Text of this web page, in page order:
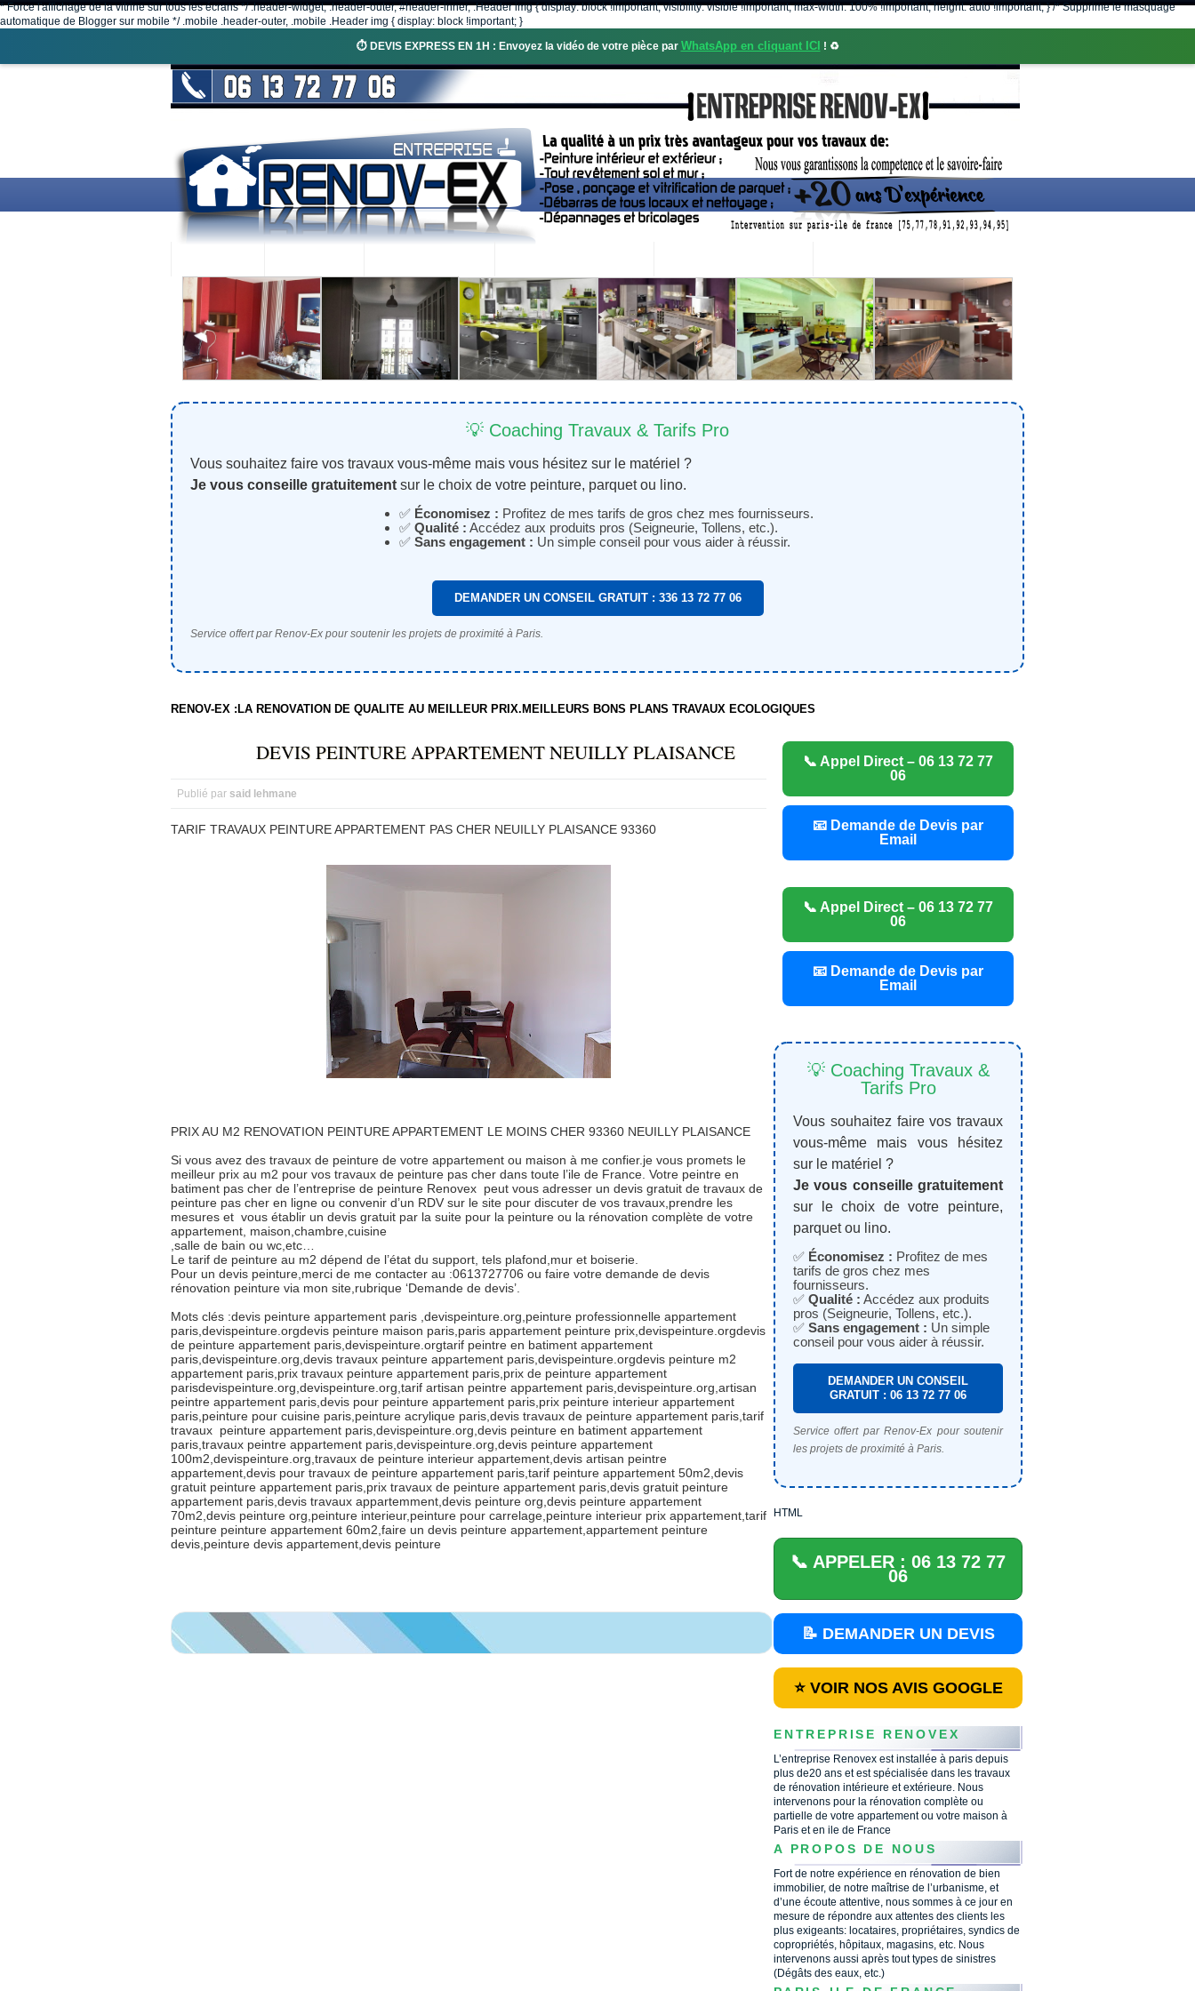
* Force l'affichage de la vitrine sur tous les écrans */ .header-widget, .header-outer, #header-inner, .Header img { display: block !important; visibility: visible !important; max-width: 100% !important; height: auto !important; } /* Supprime le masquage
automatique de Blogger sur mobile */ .mobile .header-outer, .mobile .Header img { display: block !important; }
⏱️ DEVIS EXPRESS EN 1H : Envoyez la vidéo de votre pièce par WhatsApp en cliquant ICI ! ♻️
💡 Coaching Travaux & Tarifs Pro
Vous souhaitez faire vos travaux vous-même mais vous hésitez sur le matériel ?
Je vous conseille gratuitement sur le choix de votre peinture, parquet ou lino.
✅ Économisez : Profitez de mes tarifs de gros chez mes fournisseurs.
✅ Qualité : Accédez aux produits pros (Seigneurie, Tollens, etc.).
✅ Sans engagement : Un simple conseil pour vous aider à réussir.
DEMANDER UN CONSEIL GRATUIT : 336 13 72 77 06
Service offert par Renov-Ex pour soutenir les projets de proximité à Paris.
RENOV-EX :LA RENOVATION DE QUALITE AU MEILLEUR PRIX.MEILLEURS BONS PLANS TRAVAUX ECOLOGIQUES
DEVIS PEINTURE APPARTEMENT NEUILLY PLAISANCE
Publié par said lehmane
TARIF TRAVAUX PEINTURE APPARTEMENT PAS CHER NEUILLY PLAISANCE 93360
PRIX AU M2 RENOVATION PEINTURE APPARTEMENT LE MOINS CHER 93360 NEUILLY PLAISANCE
Si vous avez des travaux de peinture de votre appartement ou maison à me confier.je vous promets le
meilleur prix au m2 pour vos travaux de peinture pas cher dans toute l’ile de France. Votre peintre en
batiment pas cher de l’entreprise de peinture Renovex peut vous adresser un devis gratuit de travaux de
peinture pas cher en ligne ou convenir d’un RDV sur le site pour discuter de vos travaux,prendre les
mesures et vous établir un devis gratuit par la suite pour la peinture ou la rénovation complète de votre
appartement, maison,chambre,cuisine
,salle de bain ou wc,etc…
Le tarif de peinture au m2 dépend de l’état du support, tels plafond,mur et boiserie.
Pour un devis peinture,merci de me contacter au :0613727706 ou faire votre demande de devis
rénovation peinture via mon site,rubrique ‘Demande de devis’.
Mots clés :devis peinture appartement paris ,devispeinture.org,peinture professionnelle appartement
paris,devispeinture.orgdevis peinture maison paris,paris appartement peinture prix,devispeinture.orgdevis
de peinture appartement paris,devispeinture.orgtarif peintre en batiment appartement
paris,devispeinture.org,devis travaux peinture appartement paris,devispeinture.orgdevis peinture m2
appartement paris,prix travaux peinture appartement paris,prix de peinture appartement
parisdevispeinture.org,devispeinture.org,tarif artisan peintre appartement paris,devispeinture.org,artisan
peintre appartement paris,devis pour peinture appartement paris,prix peinture interieur appartement
paris,peinture pour cuisine paris,peinture acrylique paris,devis travaux de peinture appartement paris,tarif
travaux peinture appartement paris,devispeinture.org,devis peinture en batiment appartement
paris,travaux peintre appartement paris,devispeinture.org,devis peinture appartement
100m2,devispeinture.org,travaux de peinture interieur appartement,devis artisan peintre
appartement,devis pour travaux de peinture appartement paris,tarif peinture appartement 50m2,devis
gratuit peinture appartement paris,prix travaux de peinture appartement paris,devis gratuit peinture
appartement paris,devis travaux appartemment,devis peinture org,devis peinture appartement
70m2,devis peinture org,peinture interieur,peinture pour carrelage,peinture interieur prix appartement,tarif
peinture peinture appartement 60m2,faire un devis peinture appartement,appartement peinture
devis,peinture devis appartement,devis peinture
📞 Appel Direct – 06 13 72 77
06
📧 Demande de Devis par
Email
📞 Appel Direct – 06 13 72 77
06
📧 Demande de Devis par
Email
💡 Coaching Travaux &
Tarifs Pro
Vous souhaitez faire vos travaux
vous-même mais vous hésitez
sur le matériel ?
Je vous conseille gratuitement
sur le choix de votre peinture,
parquet ou lino.
✅ Économisez : Profitez de mes
tarifs de gros chez mes
fournisseurs.
✅ Qualité : Accédez aux produits
pros (Seigneurie, Tollens, etc.).
✅ Sans engagement : Un simple
conseil pour vous aider à réussir.
DEMANDER UN CONSEIL
GRATUIT : 06 13 72 77 06
Service offert par Renov-Ex pour soutenir
les projets de proximité à Paris.
HTML
📞 APPELER : 06 13 72 77
06
📝 DEMANDER UN DEVIS
⭐ VOIR NOS AVIS GOOGLE
ENTREPRISE RENOVEX
L’entreprise Renovex est installée à paris depuis
plus de20 ans et est spécialisée dans les travaux
de rénovation intérieure et extérieure. Nous
intervenons pour la rénovation complète ou
partielle de votre appartement ou votre maison à
Paris et en ile de France
A PROPOS DE NOUS
Fort de notre expérience en rénovation de bien
immobilier, de notre maîtrise de l’urbanisme, et
d’une écoute attentive, nous sommes à ce jour en
mesure de répondre aux attentes des clients les
plus exigeants: locataires, propriétaires, syndics de
copropriétés, hôpitaux, magasins, etc. Nous
intervenons aussi après tout types de sinistres
(Dégâts des eaux, etc.)